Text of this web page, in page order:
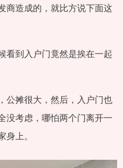
商造成的，就比方说下面这
看到入户门竟然是挨在一起
公摊很大，然后，入户门也
没考虑，哪怕两个门离开一
上。